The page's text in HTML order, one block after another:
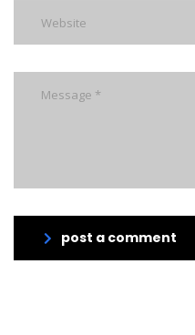
post a comment